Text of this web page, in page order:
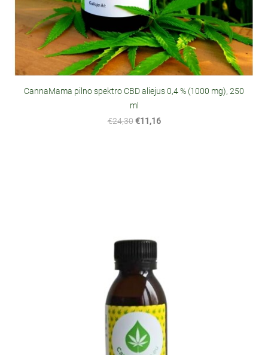
CannaMama pilno spektro CBD aliejus 0,4 % (1000 mg), 250
ml
€24,30 €11,16